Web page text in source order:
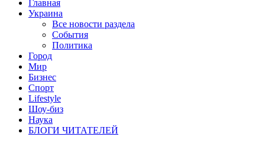
Главная
Украина
Все новости раздела
События
Политика
Город
Мир
Бизнес
Спорт
Lifestyle
Шоу-биз
Наука
БЛОГИ ЧИТАТЕЛЕЙ